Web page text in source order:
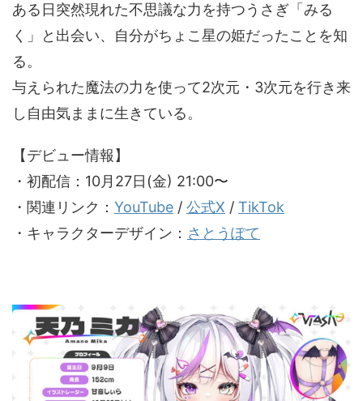
ある日突然現れた不思議な力を持つうさぎ「みる
く」と出会い、自分がちょこ星の姫だったことを知
る。
与えられた魔法の力を使って2次元・3次元を行き来
し自由気ままに生きている。
【デビュー情報】
・初配信：10月27日(金) 21:00〜
・関連リンク： YouTube / 公式X / TikTok
・キャラクターデザイン： さとうぽて